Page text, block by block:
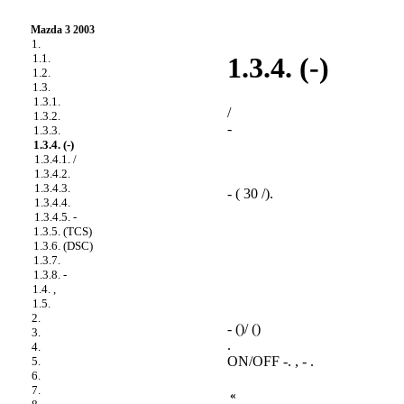
Mazda 3 2003
1.
1.1.
1.2.
1.3.
1.3.1.
1.3.2.
1.3.3.
1.3.4. (-)
1.3.4.1. /
1.3.4.2.
1.3.4.3.
1.3.4.4.
1.3.4.5. -
1.3.5. (TCS)
1.3.6. (DSC)
1.3.7.
1.3.8. -
1.4. ,
1.5.
2.
3.
4.
5.
6.
7.
1.3.4. (-)
/
-
- ( 30 /).
- ()/ ()
.
ON/OFF -. , - .
«